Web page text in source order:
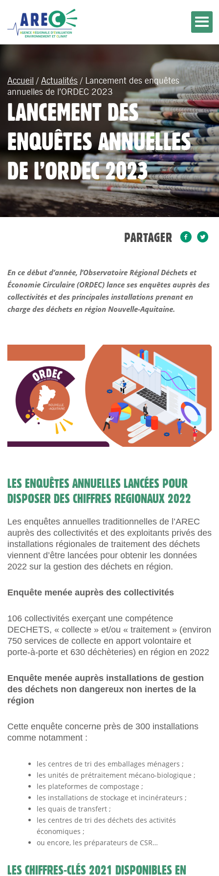
Accueil / Actualités / Lancement des enquêtes
annuelles de l’ORDEC 2023
LANCEMENT DES
ENQUÊTES ANNUELLES
DE L’ORDEC 2023
PARTAGER
En ce début d’année, l’Observatoire Régional Déchets et
Économie Circulaire (ORDEC) lance ses enquêtes auprès des
collectivités et des principales installations prenant en
charge des déchets en région Nouvelle-Aquitaine.
LES ENQUÊTES ANNUELLES LANCÉES POUR
DISPOSER DES CHIFFRES REGIONAUX 2022
Les enquêtes annuelles traditionnelles de l’AREC
auprès des collectivités et des exploitants privés des
installations régionales de traitement des déchets
viennent d’être lancées pour obtenir les données
2022 sur la gestion des déchets en région.
Enquête menée auprès des collectivités
106 collectivités exerçant une compétence
DECHETS, « collecte » et/ou « traitement » (environ
750 services de collecte en apport volontaire et
porte-à-porte et 630 déchèteries) en région en 2022
Enquête menée auprès installations de gestion
des déchets non dangereux non inertes de la
région
Cette enquête concerne près de 300 installations
comme notamment :
les centres de tri des emballages ménagers ;
les unités de prétraitement mécano-biologique ;
les plateformes de compostage ;
les installations de stockage et incinérateurs ;
les quais de transfert ;
les centres de tri des déchets des activités
économiques ;
ou encore, les préparateurs de CSR…
LES CHIFFRES-CLÉS 2021 DISPONIBLES EN